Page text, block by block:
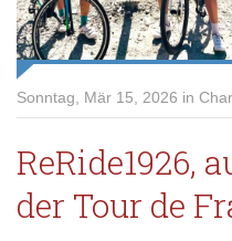
Sonntag, Mär 15, 2026 in
ReRide1926,
der Tour de